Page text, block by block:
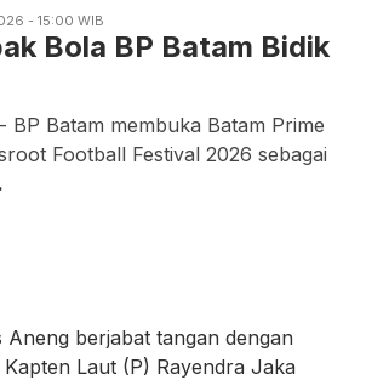
- 15:00 WIB
Bola BP Batam Bidik
BP Batam membuka Batam Prime
Football Festival 2026 sebagai
.